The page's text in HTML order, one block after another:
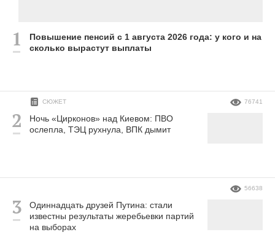
Повышение пенсий с 1 августа 2026 года: у кого и на
сколько вырастут выплаты
Ночь «Цирконов» над Киевом: ПВО
ослепла, ТЭЦ рухнула, ВПК дымит
СЮЖЕТ 76741
Одиннадцать друзей Путина: стали
известны результаты жеребьевки партий
на выборах
56638